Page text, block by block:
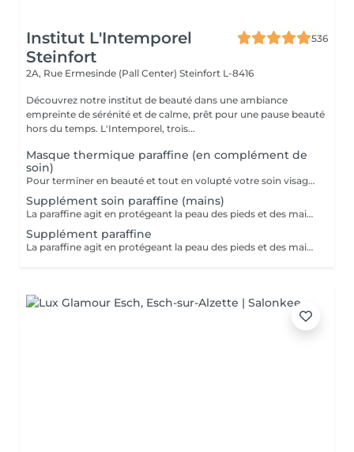
Institut L'Intemporel
Steinfort
536
2A, Rue Ermesinde (Pall Center) Steinfort L-8416
Découvrez notre institut de beauté dans une ambiance
empreinte de sérénité et de calme, prêt pour une pause beauté
hors du temps. L'Intemporel, trois...
Masque thermique paraffine (en complément de
soin)
Pour terminer en beauté et tout en volupté votre soin visage, nous vous proposons le 'double masque '. Cela consiste en une application d'un masque crème bourré d'actifs hydratants/régénérants/anti-âge ou anti-oxydants suivi d'un bain de paraffine tiède. Ceci permet la pénétration intégrale du masque crème grâce à la chaleur de la paraffine et un fin de soin en douceur grâce aux actifs de la paraffine adoucissants et calmants. Une véritable sensation de détente.
Supplément soin paraffine (mains)
La paraffine agit en protégeant la peau des pieds et des mains contre les agressions extérieures. Sa capacité de rétention d'eau favorise l'hydratation de la peau. Le traitement à la paraffine est idéal pour avoir des membres lisses. En effet, ce produit procure un effet rajeunissant à la peau, en plus de l'adoucir. Uniquement avec un service de manucurie effectué à l'institut le même jour
Supplément paraffine
La paraffine agit en protégeant la peau des pieds et des mains contre les agressions extérieures. Sa capacité de rétention d'eau favorise l'hydratation de la peau. Le traitement à la paraffine est idéal pour avoir des membres lisses. En effet, ce produit procure un effet rajeunissant à la peau, en plus de l'adoucir. Uniquement avec un service de beauté des pieds ou de pédicurie effectué à l'institut le même jour